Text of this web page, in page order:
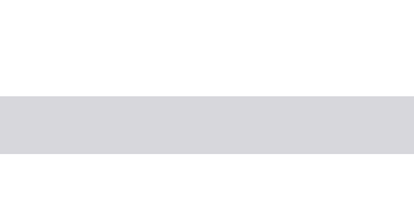
Suchbegriff